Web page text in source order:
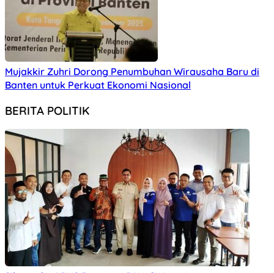
Mujakkir Zuhri Dorong Penumbuhan Wirausaha Baru di
Banten untuk Perkuat Ekonomi Nasional
BERITA POLITIK